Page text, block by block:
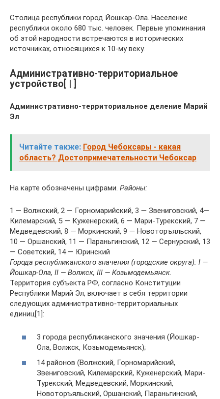
Столица республики город Йошкар-Ола. Население
республики около 680 тыс. человек. Первые упоминания
об этой народности встречаются в исторических
источниках, относящихся к 10-му веку.
Административно-территориальное
устройство[ | ]
Административно-территориальное деление Марий
Эл
Читайте также: Город Чебоксары - какая
область? Достопримечательности Чебоксар
На карте обозначены цифрами. Районы:
1 — Волжский, 2 — Горномарийский, 3 — Звениговский, 4—
Килемарский, 5 — Куженерский, 6 — Мари-Турекский, 7 —
Медведевский, 8 — Моркинский, 9 — Новоторъяльский,
10 — Оршанский, 11 — Параньгинский, 12 — Сернурский, 13
— Советский, 14 — Юринский
Города республиканского значения (городские округа): I —
Йошкар-Ола, II — Волжск, III — Козьмодемьянск.
Территория субъекта РФ, cогласно Конституции
Республики Марий Эл, включает в себя территории
следующих административно-территориальных
единиц[1]:
3 города республиканского значения (Йошкар-
Ола, Волжск, Козьмодемьянск);
14 районов (Волжский, Горномарийский,
Звениговский, Килемарский, Куженерский, Мари-
Турекский, Медведевский, Моркинский,
Новоторъяльский, Оршанский, Параньгинский,